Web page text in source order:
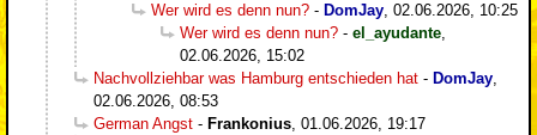
Wer wird es denn nun? - DomJay, 02.06.2026, 10:25
Wer wird es denn nun? - el_ayudante,
02.06.2026, 15:02
Nachvollziehbar was Hamburg entschieden hat - DomJay,
02.06.2026, 08:53
German Angst - Frankonius, 01.06.2026, 19:17